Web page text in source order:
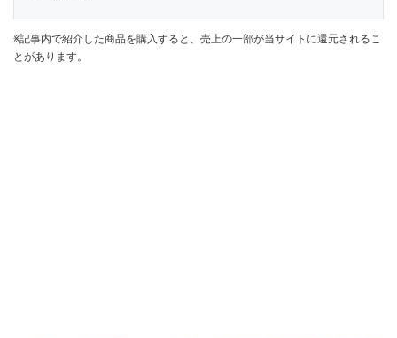
※記事内で紹介した商品を購入すると、売上の一部が当サイトに還元されるこ
とがあります。